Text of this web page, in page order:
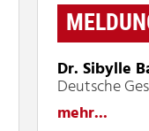
Dr. Sibylle
Deutsche
mehr...